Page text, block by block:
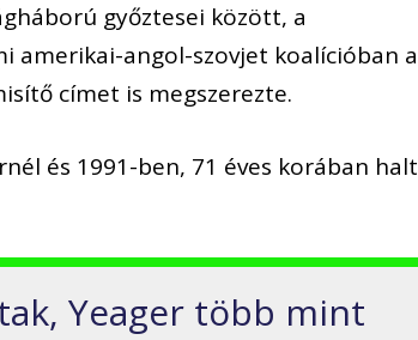
győztesei között, a
amerikai-angol-szovjet koalícióban a
címet is megszerezte.
és 1991-ben, 71 éves korában halt
Yeager több mint